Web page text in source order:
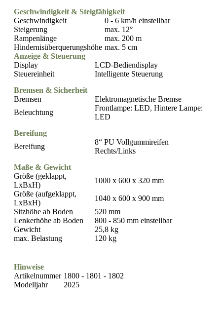
Geschwindigkeit & Steigfähigkeit
Geschwindigkeit
0 - 6 km/h einstellbar
Steigerung
max. 12°
Rampenlänge
max. 200 m
Hindernisüberquerungshöhe max. 5 cm
Anzeige & Steuerung
Display
LCD-Bediendisplay
Steuereinheit
Intelligente Steuerung
Bremsen & Sicherheit
Bremsen
Elektromagnetische Bremse
Beleuchtung
Frontlampe: LED, Hintere Lampe:
LED
Bereifung
Bereifung
8“ PU Vollgummireifen
Rechts/Links
Maße & Gewicht
Größe (geklappt,
LxBxH)
1000 x 600 x 320 mm
Größe (aufgeklappt,
LxBxH)
1040 x 600 x 900 mm
Sitzhöhe ab Boden
520 mm
Lenkerhöhe ab Boden
800 - 850 mm einstellbar
Gewicht
25,8 kg
max. Belastung
120 kg
Hinweise
Artikelnummer 1800 - 1801 - 1802
Modelljahr
2025